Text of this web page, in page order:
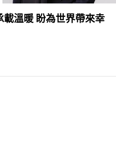
溫暖 盼為世界帶來幸